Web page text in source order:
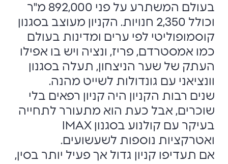
בעולם המשתרע על פני 892,000 מ"ר
וכולל 2,350 חנויות. הקניון מעוצב בסגנון
קוסמופוליטי לפי ערים ומדינות בעולם
כמו אמסטרדם, פריז, ונציה ויש בו אפילו
העתק של שער הניצחון, תעלה בסגנון
וונציאני עם גונדולות לשייט מהנה.
שנים רבות הקניון היה קניון רפאים בלי
שוכרים, אבל כעת הוא מתעורר לתחייה
בעיקר עם קולנוע בסגנון IMAX
ואטרקציות נוספות לשעשועים.
אם תעדיפו קניון גדול אך פעיל יותר בסין,